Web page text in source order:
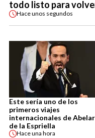
todo listo para
Haceunos segundos
Este sería uno de los
primeros viajes
internacionales de
de la Espriella
Haceuna hora